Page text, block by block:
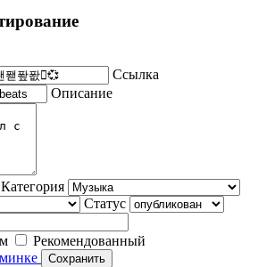
Ссылка
Описание
Категория
Статус
Рекомендованный
Сохранить